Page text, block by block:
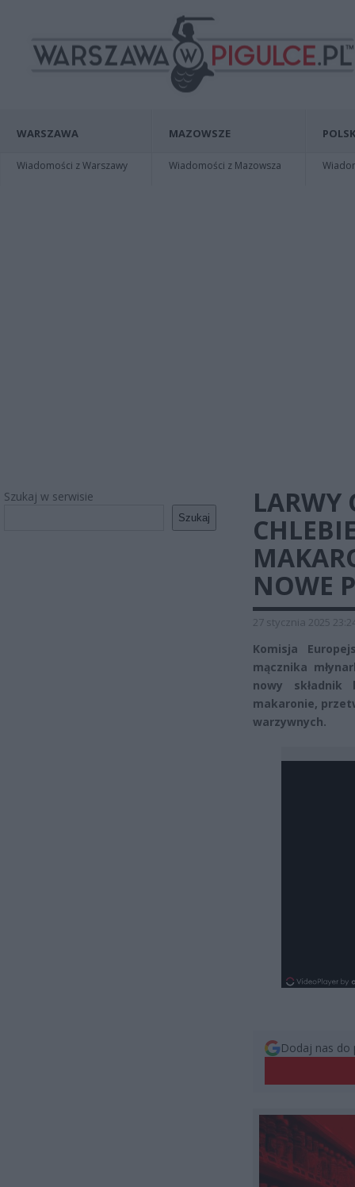
WARSZAWA
Wiadomości z Warszawy
MAZOWSZE
Wiadomości z Mazowsza
Szukaj w serwisie
Szukaj
LARWY
NOWE
27 stycznia 2025
Komisja
mącznika
nowy składnik
makaronie,
warzywnych.
Dodaj nas do